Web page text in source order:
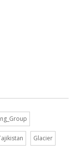
Glacier